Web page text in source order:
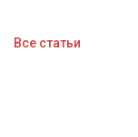
Все статьи